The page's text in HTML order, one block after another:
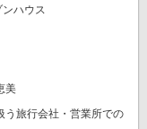
ハウス
美
う旅行会社・営業所での